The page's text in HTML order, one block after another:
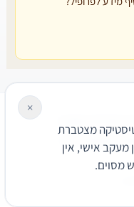
נגישותפרטיות
מצטברת
אישי, אין
מסוים.
×